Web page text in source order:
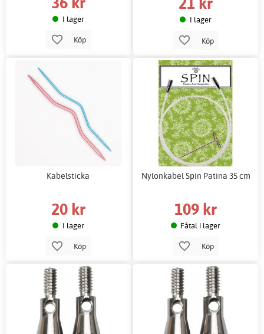
I lager
Köp
I lager
Köp
Kabelsticka
20 kr
I lager
Köp
Nylonkabel Spin Patina 35 cm
109 kr
Fåtal i lager
Köp